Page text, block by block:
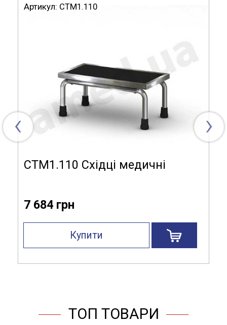
Кількість сходинок:
‹
Артикул: СТМ1.110
СТМ1.110 Східці медичні
7 684 грн
Купити
›
ТОП ТОВАРИ